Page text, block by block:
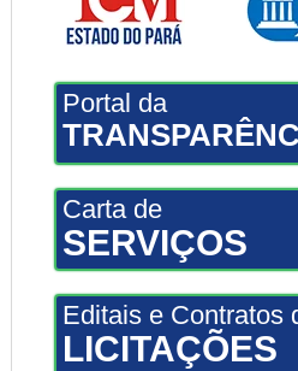
Portal da
Carta de
SERVIÇOS
Editais e Contratos
LICITAÇÕES